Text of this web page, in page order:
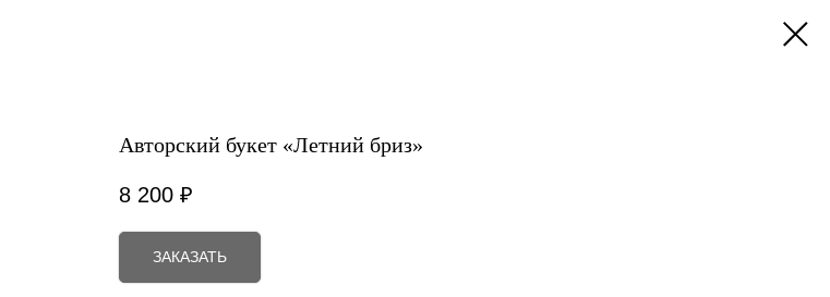
Авторский букет «Летний бриз»
8 200 ₽
ЗАКАЗАТЬ